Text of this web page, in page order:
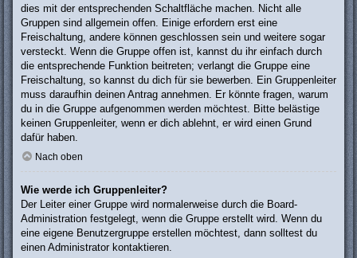
dies mit der entsprechenden Schaltfläche machen. Nicht alle
Gruppen sind allgemein offen. Einige erfordern erst eine
Freischaltung, andere können geschlossen sein und weitere sogar
versteckt. Wenn die Gruppe offen ist, kannst du ihr einfach durch
die entsprechende Funktion beitreten; verlangt die Gruppe eine
Freischaltung, so kannst du dich für sie bewerben. Ein Gruppenleiter
muss daraufhin deinen Antrag annehmen. Er könnte fragen, warum
du in die Gruppe aufgenommen werden möchtest. Bitte belästige
keinen Gruppenleiter, wenn er dich ablehnt, er wird einen Grund
dafür haben.
Nach oben
Wie werde ich Gruppenleiter?
Der Leiter einer Gruppe wird normalerweise durch die Board-
Administration festgelegt, wenn die Gruppe erstellt wird. Wenn du
eine eigene Benutzergruppe erstellen möchtest, dann solltest du
einen Administrator kontaktieren.